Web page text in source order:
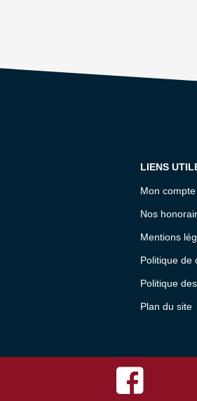
LIENS
Mon compte
Nos
Mentions
Politique de
Politique
Plan du site